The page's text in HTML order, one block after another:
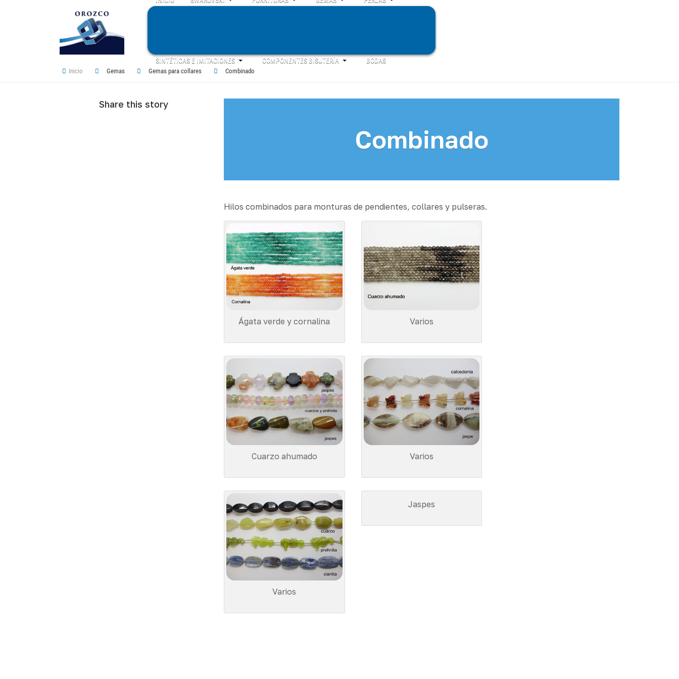
SINTÉTICAS E IMITACIONES COMPONENTES BISUTERÍA BODAS
Inicio Gemas Gemas para collares Combinado
Share this story
Combinado
Hilos combinados para monturas de pendientes, collares y pulseras.
Ágata verde y cornalina Varios
Cuarzo ahumado Varios
Varios
Jaspes